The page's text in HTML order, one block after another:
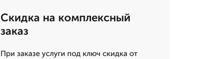
Скидка на комплексный
заказ
При заказе услуги под ключ скидка от